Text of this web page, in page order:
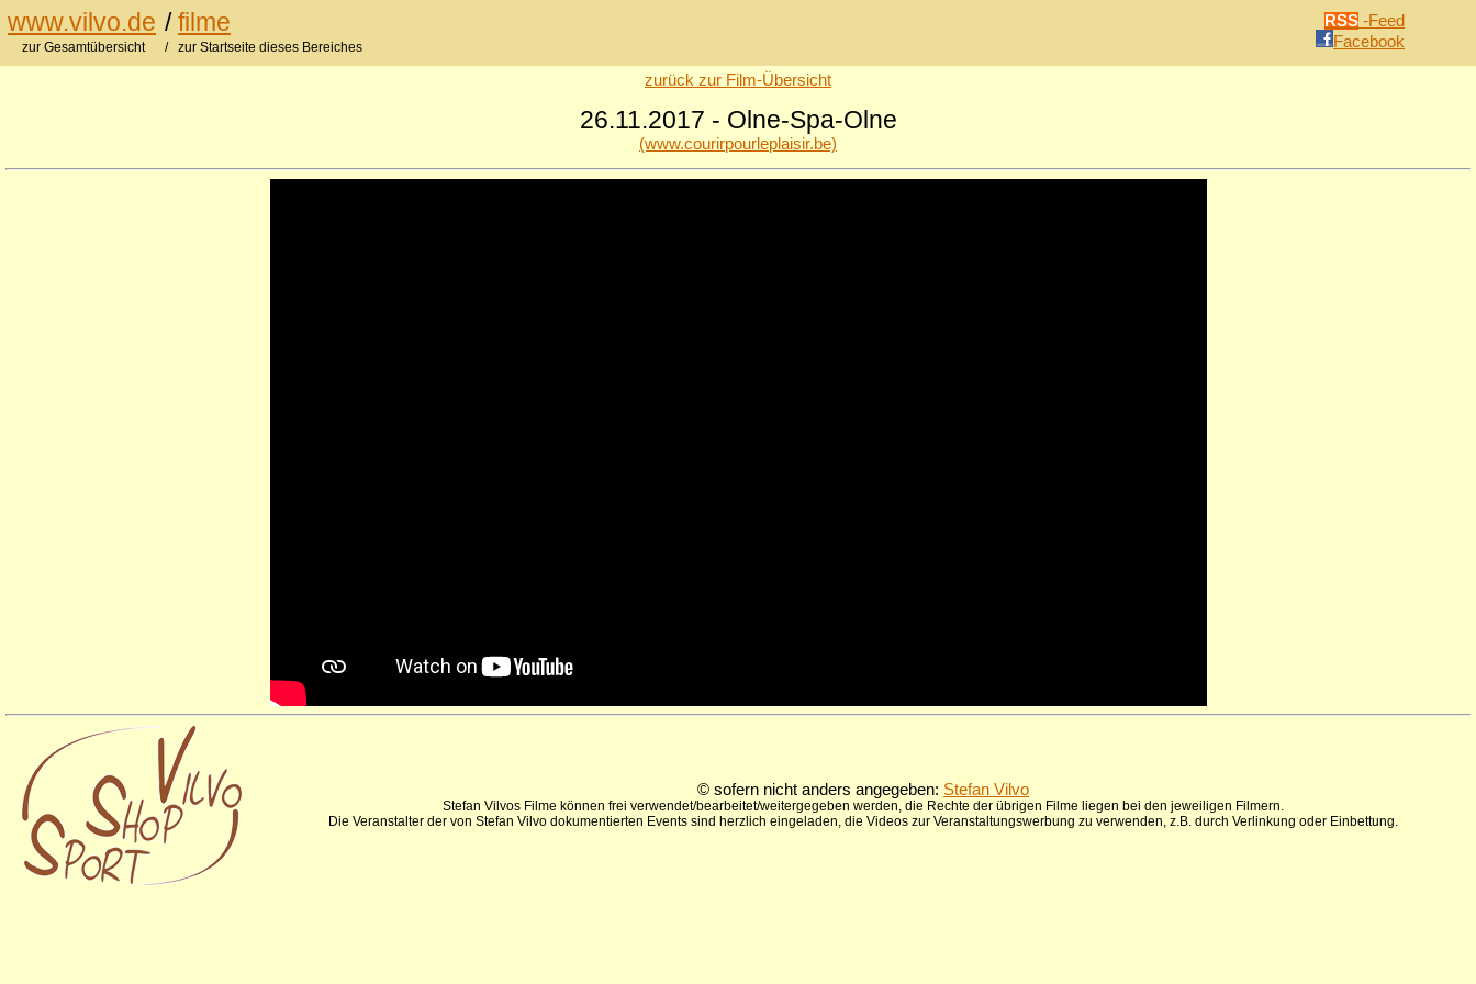
www.vilvo.de /filme RSS -Feed
Facebook
zur Gesamtübersicht / zur Startseite dieses Bereiches
zurück zur Film-Übersicht
26.11.2017 - Olne-Spa-Olne
(www.courirpourleplaisir.be)
© sofern nicht anders angegeben: Stefan Vilvo
Stefan Vilvos Filme können frei verwendet/bearbeitet/weitergegeben werden, die Rechte der übrigen Filme liegen bei den jeweiligen Filmern.
Die Veranstalter der von Stefan Vilvo dokumentierten Events sind herzlich eingeladen, die Videos zur Veranstaltungswerbung zu verwenden, z.B. durch Verlinkung oder Einbettung.